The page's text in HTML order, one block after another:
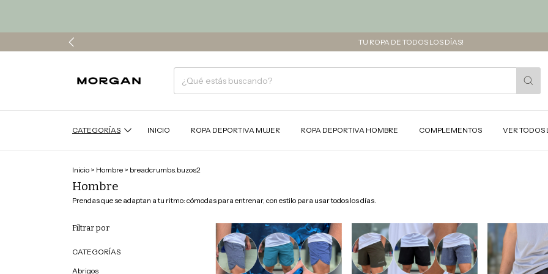
TU ROPA DE TODOS LOS DÍAS!
CATEGORÍAS INICIO ROPA DEPORTIVA MUJER ROPA DEPORTIVA HOMBRE COMPLEMENTOS VER TODOS
Inicio > Hombre > breadcrumbs.buzos2
Hombre
Prendas que se adaptan a tu ritmo: cómodas para entrenar, con estilo para usar todos los días.
Filtrar por
CATEGORÍAS
Abrigos